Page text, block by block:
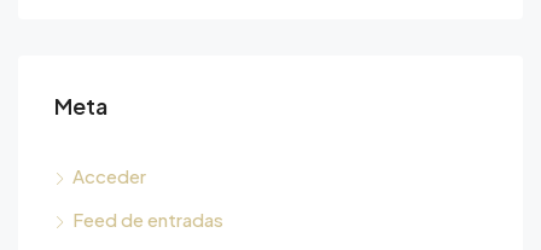
Meta
Acceder
Feed de entradas